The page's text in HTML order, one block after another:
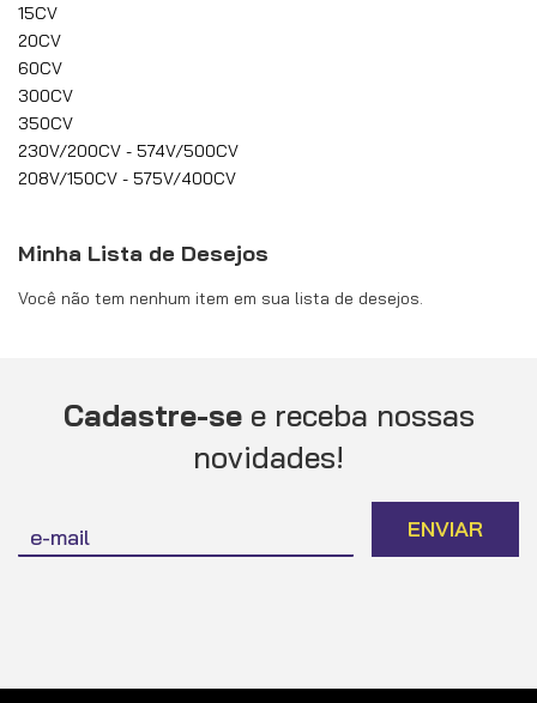
15CV
20CV
60CV
300CV
350CV
230V/200CV - 574V/500CV
208V/150CV - 575V/400CV
Minha Lista de Desejos
Você não tem nenhum item em sua lista de desejos.
Cadastre-see receba nossas
novidades!
se
na
ENVIAR